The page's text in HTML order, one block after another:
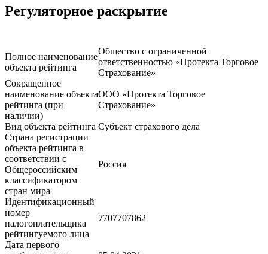
Регуляторное раскрытие
Полное наименование
объекта рейтинга
Общество с ограниченной
ответственностью «Протекта Торговое
Страхование»
Сокращенное
наименование объекта
рейтинга (при
наличии)
ООО «Протекта Торговое
Страхование»
Вид объекта рейтинга Субъект страхового дела
Страна регистрации
объекта рейтинга в
соответствии с
Общероссийским
классификатором
стран мира
Россия
Идентификационный
номер
налогоплательщика
рейтингуемого лица
7707707862
Дата первого